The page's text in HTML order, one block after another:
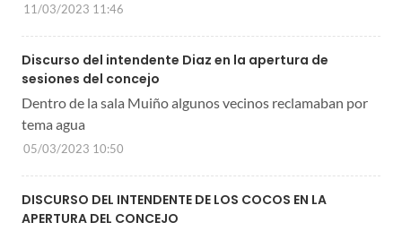
11/03/2023 11:46
Discurso del intendente Diaz en la apertura de
sesiones del concejo
Dentro de la sala Muiño algunos vecinos reclamaban por
tema agua
05/03/2023 10:50
DISCURSO DEL INTENDENTE DE LOS COCOS EN LA
APERTURA DEL CONCEJO